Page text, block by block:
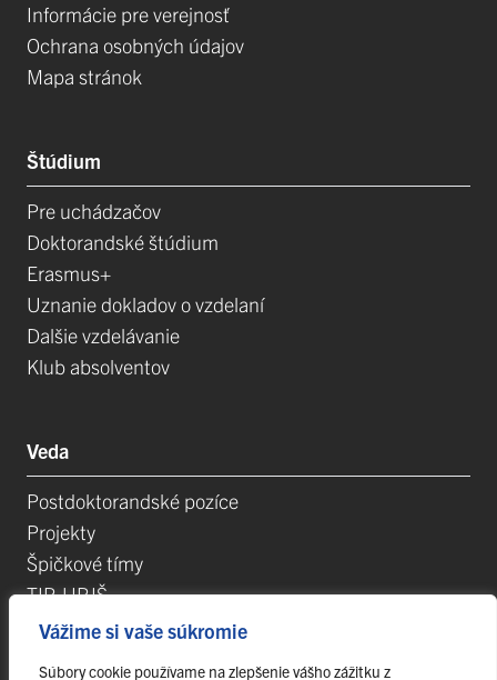
Vážime si vaše súkromie
Súbory cookie používame na zlepšenie vášho zážitku z
Informácie pre verejnosť
Ochrana osobných údajov
Mapa stránok
Štúdium
Pre uchádzačov
Doktorandské štúdium
Erasmus+
Uznanie dokladov o vzdelaní
Dalšie vzdelávanie
Klub absolventov
Veda
Postdoktorandské pozíce
Projekty
Špičkové tímy
TIP-UPJŠ
Vedecké parky